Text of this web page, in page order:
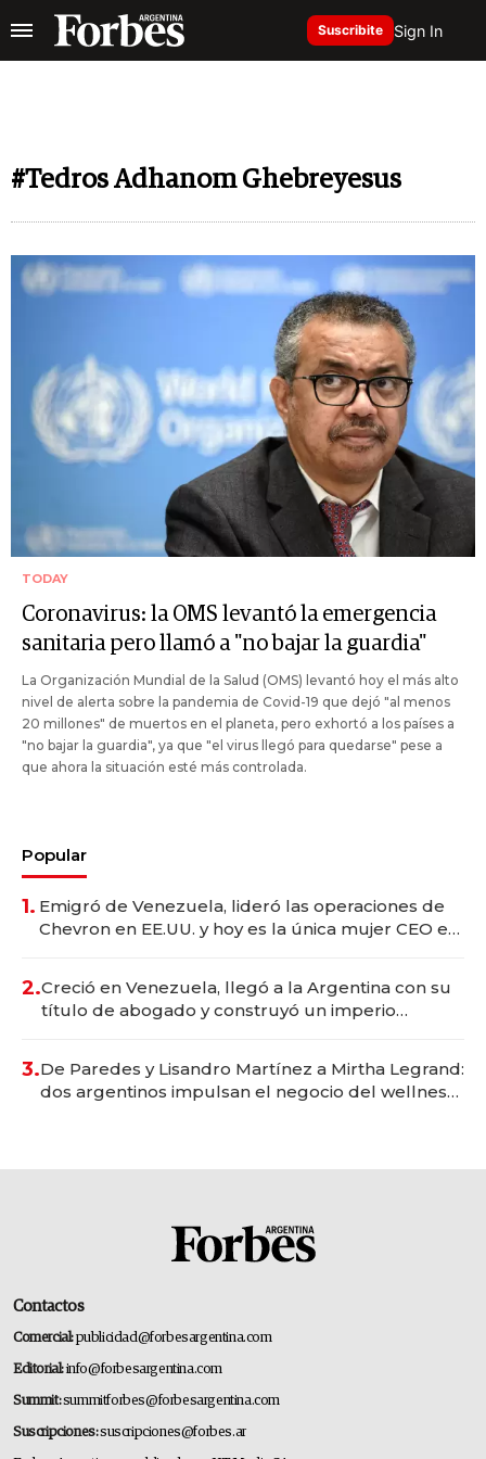
Suscribite Sign In
#Tedros Adhanom Ghebreyesus
TODAY
Coronavirus: la OMS levantó la emergencia
sanitaria pero llamó a "no bajar la guardia"
La Organización Mundial de la Salud (OMS) levantó hoy el más alto
nivel de alerta sobre la pandemia de Covid-19 que dejó "al menos
20 millones" de muertos en el planeta, pero exhortó a los países a
"no bajar la guardia", ya que "el virus llegó para quedarse" pese a
que ahora la situación esté más controlada.
Popular
1. Emigró de Venezuela, lideró las operaciones de
Chevron en EE.UU. y hoy es la única mujer CEO en
2.Creció en Venezuela, llegó a la Argentina con su
título de abogado y construyó un imperio
3.De Paredes y Lisandro Martínez a Mirtha Legrand:
dos argentinos impulsan el negocio del wellness
Contactos
Comercial:publicidad@forbesargentina.com
Editorial:info@forbesargentina.com
Summit:summitforbes@forbesargentina.com
Suscripciones:suscripciones@forbes.ar